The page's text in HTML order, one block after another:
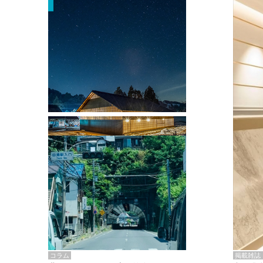
掲載雑誌
掲載雑誌・書籍
『街歩き研修「アールデコとモダニズ
ム、和風バロック」』のレポート記事が
掲載
コラム